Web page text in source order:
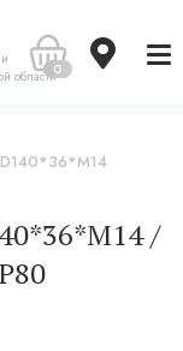
области0
D140*36*M14
/